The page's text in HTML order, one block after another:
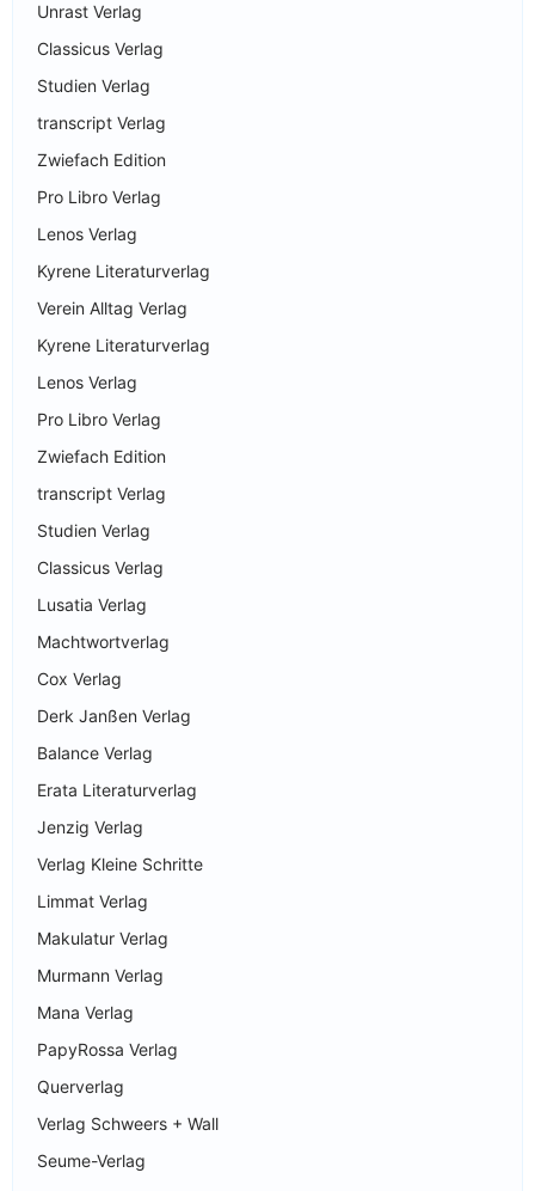
Unrast Verlag
Classicus Verlag
Studien Verlag
transcript Verlag
Zwiefach Edition
Pro Libro Verlag
Lenos Verlag
Kyrene Literaturverlag
Verein Alltag Verlag
Kyrene Literaturverlag
Lenos Verlag
Pro Libro Verlag
Zwiefach Edition
transcript Verlag
Studien Verlag
Classicus Verlag
Lusatia Verlag
Machtwortverlag
Cox Verlag
Derk Janßen Verlag
Balance Verlag
Erata Literaturverlag
Jenzig Verlag
Verlag Kleine Schritte
Limmat Verlag
Makulatur Verlag
Murmann Verlag
Mana Verlag
PapyRossa Verlag
Querverlag
Verlag Schweers + Wall
Seume-Verlag